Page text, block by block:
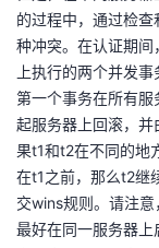
的过程中，通过检
种冲突。在认证期
上执行的两个并发
第一个事务在所有
起服务器上回滚，
果t1和t2在不同的地
在t1之前，那么t2继
交wins规则。请注
最好在同一服务器